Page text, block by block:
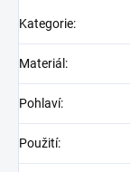
Kategorie:
Materiál :
Pohlaví:
Použití: